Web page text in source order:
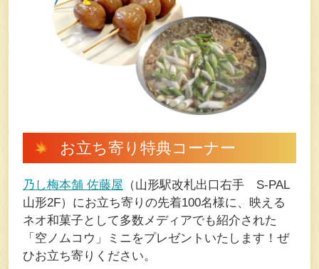
お⽴ち寄り特典コーナー
乃し梅本舗 佐藤屋 （⼭形駅改札出⼝右⼿ S-PAL
⼭形2F）にお⽴ち寄りの先着100名様に、映える
ネオ和菓⼦として多数メディアでも紹介された
「空ノムコウ」ミニをプレゼントいたします！ぜ
ひお⽴ち寄りください。